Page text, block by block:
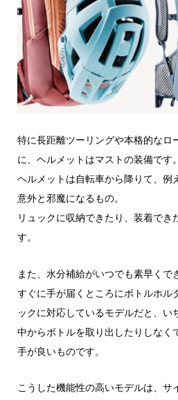
特に長距離ツーリングや本格的なロ
に、ヘルメットはマストの装備です。
ヘルメットは自転車から降りて、例
意外と邪魔になるもの。
リュックに収納できたり、装着でき
す。
また、水分補給がいつでも素早くで
すぐに手が届くところにボトルホル
ックに対応しているモデルだと、い
中からボトルを取り出したりしなく
手が良いものです。
こうした機能性の高いモデルは、サ